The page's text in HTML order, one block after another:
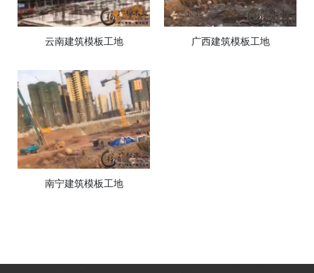
云南建筑模板工地 广西建筑模板工地
南宁建筑模板工地